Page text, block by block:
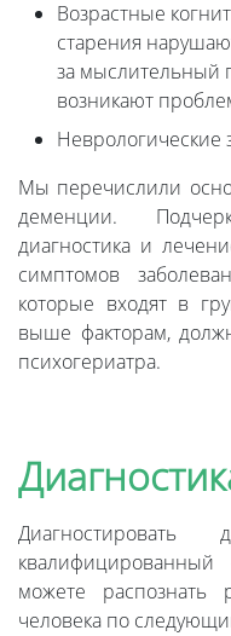
Возрастные
старения
за мыслительный
возникают
Неврологические
Мы перечислили
деменции.
диагностика и
симптомов
которые входят в
выше факторам,
психогериатра.
можете распознать
человека по